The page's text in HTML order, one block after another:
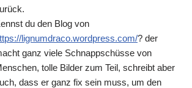
du den Blog von
lignumdraco.wordpress.com/? der
ganz viele Schnappschüsse von
tolle Bilder zum Teil, schreibt aber
dass er ganz fix sein muss, um den